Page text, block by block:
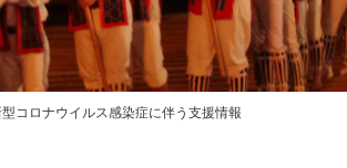
型コロナウイルス感染症に伴う支援情報